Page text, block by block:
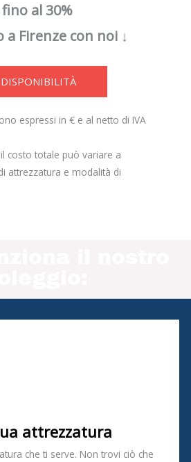
al 30%
a Firenze con noi ↓
espressi in € e al netto di IVA
costo totale può variare a
attrezzatura e modalità di
attrezzatura
che ti serve. Non trovi ciò che